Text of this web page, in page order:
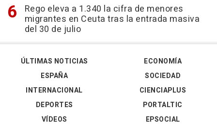
Rego eleva a 1.340 la cifra de menores
migrantes en Ceuta tras la entrada masiva
del 30 de julio
ÚLTIMAS NOTICIAS
ESPAÑA
INTERNACIONAL
DEPORTES
VÍDEOS
ECONOMÍA
SOCIEDAD
CIENCIAPLUS
PORTALTIC
EPSOCIAL